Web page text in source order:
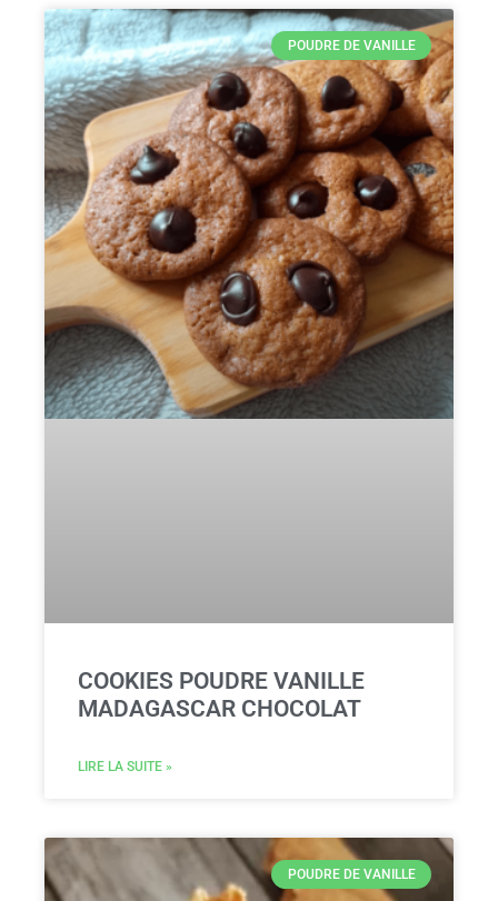
POUDRE DE VANILLE
COOKIES POUDRE VANILLE
MADAGASCAR CHOCOLAT
LIRE LA SUITE »
POUDRE DE VANILLE